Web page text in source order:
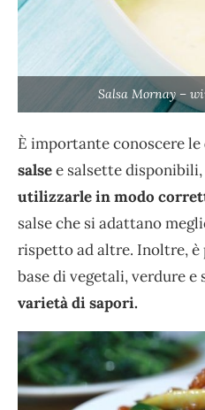
Salsa Mornay –
È importante conoscere le
salsee salsette disponibili,
utilizzarle in modo
salse che si adattano
rispetto ad altre. Inoltre, è
base di vegetali, verdure e
varietà di sapori.